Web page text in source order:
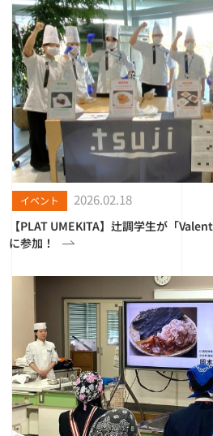
イベント 2026.02.18
【PLAT UMEKITA】辻調学生が「
に参加！